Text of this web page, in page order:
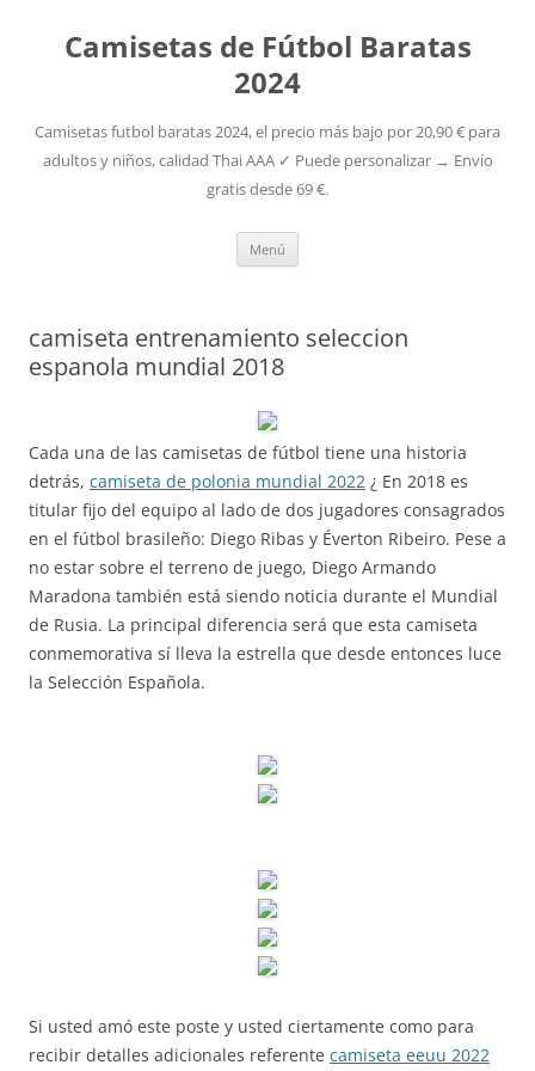
Camisetas de Fútbol Baratas
2024
Camisetas futbol baratas 2024, el precio más bajo por 20,90 € para
adultos y niños, calidad Thai AAA ✓ Puede personalizar → Envío
gratis desde 69 €.
Menú
camiseta entrenamiento seleccion
espanola mundial 2018
Cada una de las camisetas de fútbol tiene una historia
detrás, camiseta de polonia mundial 2022 ¿ En 2018 es
titular fijo del equipo al lado de dos jugadores consagrados
en el fútbol brasileño: Diego Ribas y Éverton Ribeiro. Pese a
no estar sobre el terreno de juego, Diego Armando
Maradona también está siendo noticia durante el Mundial
de Rusia. La principal diferencia será que esta camiseta
conmemorativa sí lleva la estrella que desde entonces luce
la Selección Española.
Si usted amó este poste y usted ciertamente como para
recibir detalles adicionales referente camiseta eeuu 2022